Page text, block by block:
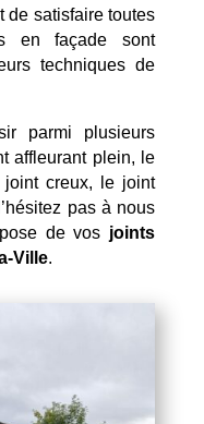
de satisfaire toutes
en façade sont
techniques de
parmi plusieurs
affleurant plein, le
creux, le joint
pas à nous
de vos joints
Ville.